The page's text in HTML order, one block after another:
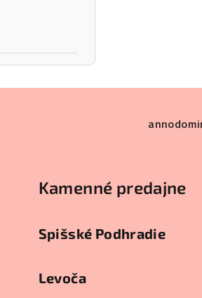
Kamenné predajne
Spišské Podhradie
Levoča